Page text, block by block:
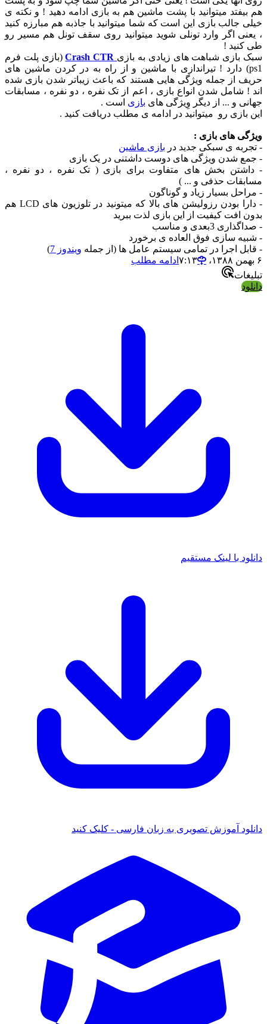
هم بیفتد میتوانید با پشت ماشین هم به بازی ادامه دهید ! و نکته ی
خیلی جالب بازی این است که شما میتوانید با جاذبه هم مبارزه کنید
، یعنی اگر وارد تونلی شوید میتوانید روی سقف تونل هم مسیر رو
طی کنید !
سبک بازی شباهت های زیادی به بازی
(بازی پلت فرم
ps1) دارد ! تیراندازی با ماشین و از راه به در کردن ماشین های
حریف از جمله ویژگی هایی هستند که باعث زیباتر شدن بازی شده
اند ! شامل شدن انواع بازی ، اعم از تک نفره ، دو نفره ، مسابقات
جهانی و ... از دیگر وِیژگی های بازی است .
این بازی رو میتوانید در ادامه ی مطلب دریافت کنید .
ویژگی های بازی :
- تجربه ی سبکی جدید در بازی ماشین
- جمع شدن ویژگی های دوست داشتنی در یک بازی
- داشتن بخش های متفاوت برای بازی ( تک نفره ، دو نفره ،
مسابقات حذفی و ... )
- مراحل بسیار زیاد و گوناگون
- دارا بودن رزولیشن های بالا که میتونید در تلوزیون های LCD هم
بدون افت کیفیت از این بازی لذت ببرید
- صداگذاری 3بعدی و مناسب
- شبیه سازی فوق العاده ی برخورد
- قابل اجرا در تمامی سیستم عامل ها (از جمله ویندوز 7
)
۶ بهمن ۱۳۸۸،‏ ۷:۱۳
ادامه مطلب
تبلیغات
دانلود
دانلود با لینک مستقیم
دانلود آموزش تصویری به زبان فارسی - کلیک کنید